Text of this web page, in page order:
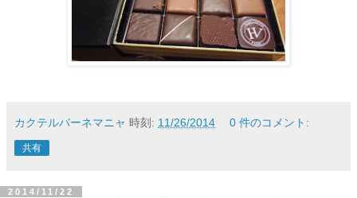
カクテルバーネマニャ 時刻: 11/26/2014 0 件のコメント:
共有
2014/11/22